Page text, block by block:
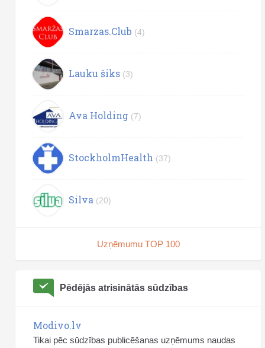
Smarzas.Club (4)
Lauku šiks (3)
Ava Holding (7)
StockholmHealth (37)
Silva (20)
Uzņēmumu TOP 100
Pēdējās atrisinātās sūdzības
Modivo.lv
Tikai pēc sūdzības publicēšanas uzņēmums naudas